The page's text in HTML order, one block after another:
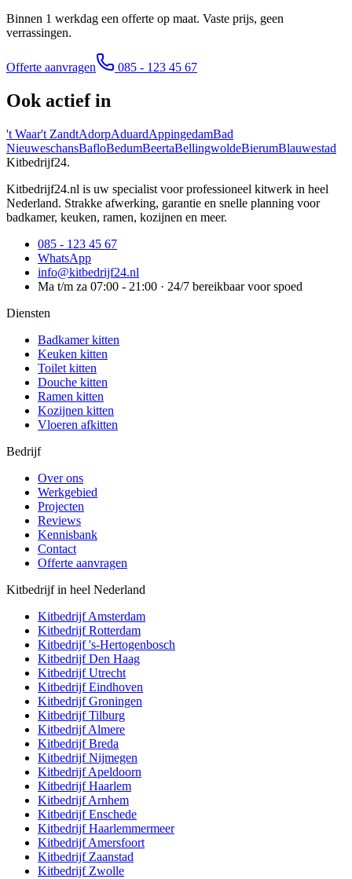
Binnen 1 werkdag een offerte op maat. Vaste prijs, geen
verrassingen.
Offerte aanvragen 085 - 123 45 67
Ook actief in
't Waar't ZandtAdorpAduardAppingedamBad
NieuweschansBafloBedumBeertaBellingwoldeBierumBlauwestad
Kitbedrijf24.
Kitbedrijf24.nl is uw specialist voor professioneel kitwerk in heel
Nederland. Strakke afwerking, garantie en snelle planning voor
badkamer, keuken, ramen, kozijnen en meer.
085 - 123 45 67
WhatsApp
info@kitbedrijf24.nl
Ma t/m za 07:00 - 21:00 · 24/7 bereikbaar voor spoed
Diensten
Badkamer kitten
Keuken kitten
Toilet kitten
Douche kitten
Ramen kitten
Kozijnen kitten
Vloeren afkitten
Bedrijf
Over ons
Werkgebied
Projecten
Reviews
Kennisbank
Contact
Offerte aanvragen
Kitbedrijf in heel Nederland
KitbedrijfAmsterdam
KitbedrijfRotterdam
Kitbedrijf's-Hertogenbosch
KitbedrijfDen Haag
KitbedrijfUtrecht
KitbedrijfEindhoven
KitbedrijfGroningen
KitbedrijfTilburg
KitbedrijfAlmere
KitbedrijfBreda
KitbedrijfNijmegen
KitbedrijfApeldoorn
KitbedrijfHaarlem
KitbedrijfArnhem
KitbedrijfEnschede
KitbedrijfHaarlemmermeer
KitbedrijfAmersfoort
Kitbedrijf Zaanstad
Kitbedrijf Zwolle